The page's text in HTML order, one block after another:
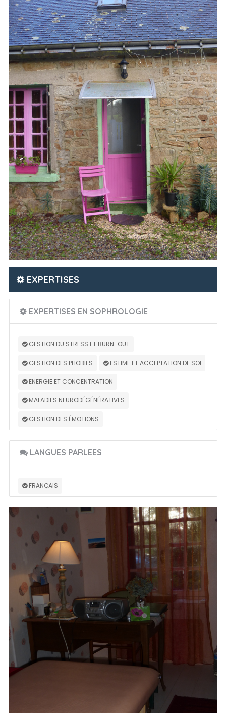
EXPERTISES
EXPERTISES EN SOPHROLOGIE
GESTION DU STRESS ET BURN-OUT
GESTION DES PHOBIES ESTIME ET ACCEPTATION DE SOI
ENERGIE ET CONCENTRATION
MALADIES NEURODÉGÉNÉRATIVES
GESTION DES ÉMOTIONS
LANGUES PARLEES
FRANÇAIS